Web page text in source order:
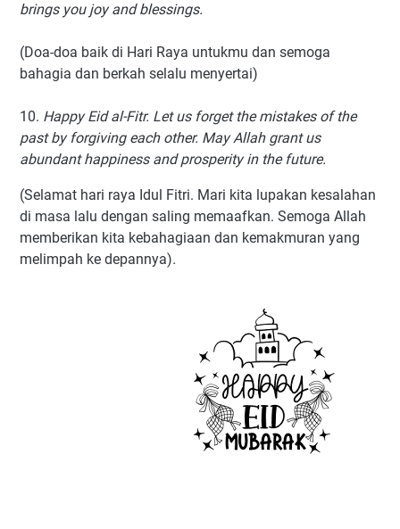
brings you joy and blessings.
(Doa-doa baik di Hari Raya untukmu dan semoga
bahagia dan berkah selalu menyertai)
10. Happy Eid al-Fitr. Let us forget the mistakes of the
past by forgiving each other. May Allah grant us
abundant happiness and prosperity in the future.
(Selamat hari raya Idul Fitri. Mari kita lupakan kesalahan
di masa lalu dengan saling memaafkan. Semoga Allah
memberikan kita kebahagiaan dan kemakmuran yang
melimpah ke depannya).